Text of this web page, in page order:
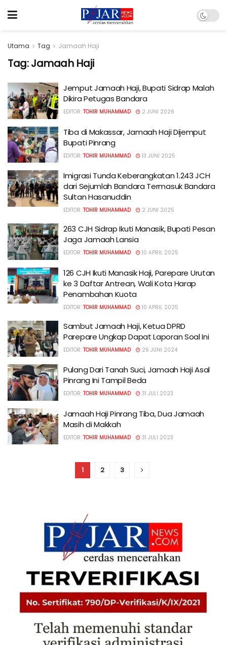
Utama Tag Jamaah Haji
Tag:Jamaah Haji
Jemput Jamaah Haji, Bupati Sidrap Malah
Dikira Petugas Bandara
EDITOR: TOHIR MUHAMMAD 2 JUNI 2026
Tiba di Makassar, Jamaah Haji Dijemput
Bupati Pinrang
EDITOR: TOHIR MUHAMMAD 13 JUNI 2025
Imigrasi Tunda Keberangkatan 1.243 JCH
dari Sejumlah Bandara Termasuk Bandara
Sultan Hasanuddin
EDITOR: TOHIR MUHAMMAD 2 JUNI 2025
263 CJH Sidrap Ikuti Manasik, Bupati Pesan
Jaga Jamaah Lansia
EDITOR: TOHIR MUHAMMAD 10 APRIL 2025
126 CJH Ikuti Manasik Haji, Parepare Urutan
ke 3 Daftar Antrean, Wali Kota Harap
Penambahan Kuota
EDITOR: TOHIR MUHAMMAD 10 APRIL 2025
Sambut Jamaah Haji, Ketua DPRD
Parepare Ungkap Dapat Laporan Soal Ini
EDITOR: TOHIR MUHAMMAD 26 JUNI 2024
Pulang Dari Tanah Suci, Jamaah Haji Asal
Pinrang Ini Tampil Beda
EDITOR: TOHIR MUHAMMAD 31 JULI 2023
Jamaah Haji Pinrang Tiba, Dua Jamaah
Masih di Makkah
EDITOR: TOHIR MUHAMMAD 31 JULI 2023
1 2 3